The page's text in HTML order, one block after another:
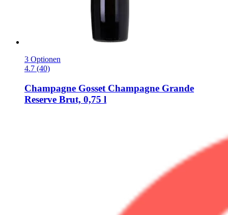
3 Optionen
4.7 (40)
Champagne Gosset Champagne Grande
Reserve Brut, 0,75 l